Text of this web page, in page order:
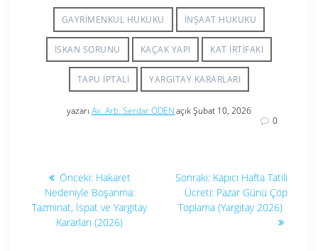
GAYRIMENKUL HUKUKU İNŞAAT HUKUKU
İSKAN SORUNU KAÇAK YAPI KAT İRTIFAKI
TAPU IPTALI YARGITAY KARARLARI
yazarıAv. Arb. Serdar ÖDENaçık Şubat 10, 2026
0
Yazı
gezinmesi
Önceki: Önceki
yazı:
Hakaret
Nedeniyle Boşanma:
Tazminat, İspat ve Yargıtay
Kararları (2026)
Sonraki: Sonraki
yazı:
Kapıcı Hafta Tatili
Ücreti: Pazar Günü Çöp
Toplama (Yargıtay 2026)